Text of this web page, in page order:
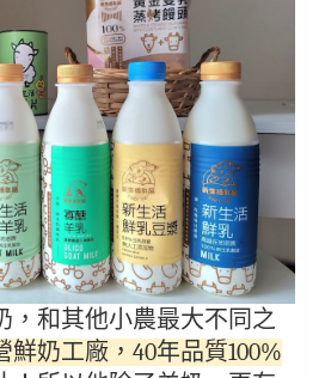
，和其他小農最大不同之
鮮奶工廠，40年品質100%